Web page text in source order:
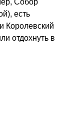
Собор
есть
Королевский
отдохнуть в